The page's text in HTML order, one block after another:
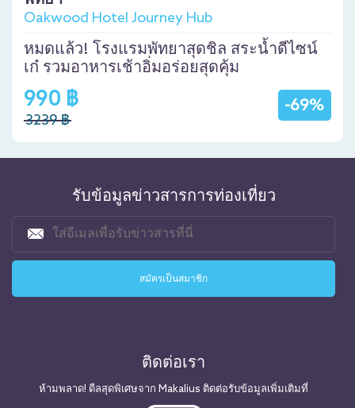
Oakwood Hotel Journey Hub
หมดแล้ว! โรงแรมพัทยาสุดชิล สระน้ำดีไซน์
เก๋ รวมอาหารเช้าอิ่มอร่อยสุดคุ้ม
-69%
990 ฿
3239 ฿
รับข้อมูลข่าวสารการท่องเที่ยว
ติดต่อเรา
ห้ามพลาด! ดีลสุดพิเศษจาก Makalius ติดต่อรับข้อมูลเพิ่มเติมที่